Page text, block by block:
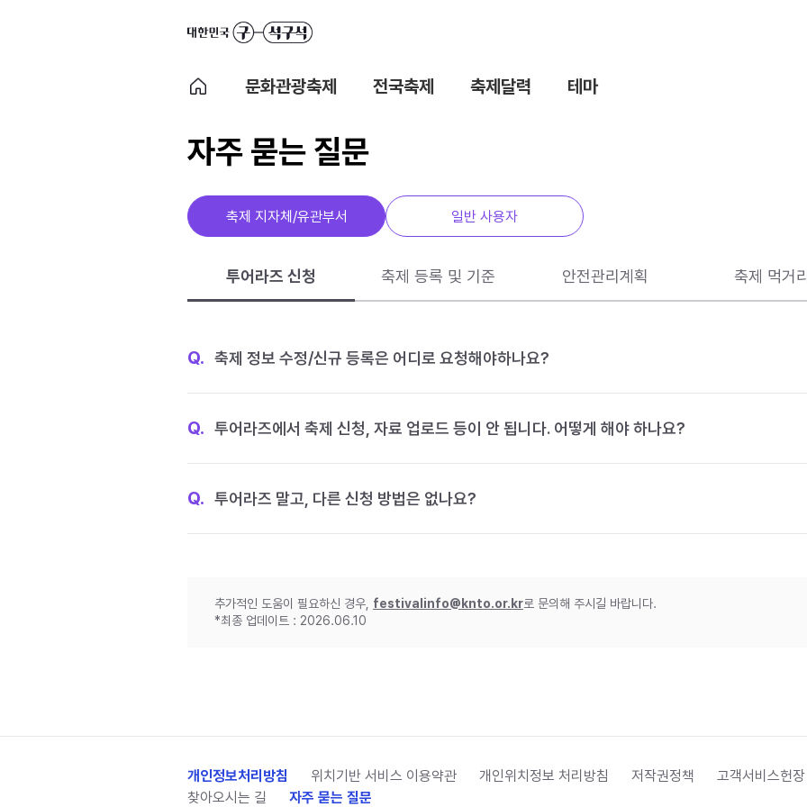
문화관광축제 전국축제 축제달력 테마
자주 묻는 질문
축제 지자체/유관부서 일반 사용자
투어라즈 신청 축제 등록 및 기준 안전관리계획 축제 먹거리
Q. 축제 정보 수정/신규 등록은 어디로 요청해야하나요?
Q. 투어라즈에서 축제 신청, 자료 업로드 등이 안 됩니다. 어떻게 해야 하나요?
Q. 투어라즈 말고, 다른 신청 방법은 없나요?
추가적인 도움이 필요하신 경우, festivalinfo@knto.or.kr로 문의해 주시길 바랍니다.
*최종 업데이트 : 2026.06.10
개인정보처리방침 위치기반 서비스 이용약관 개인위치정보 처리방침 저작권정책 고객서비스헌장
찾아오시는 길
자주 묻는 질문